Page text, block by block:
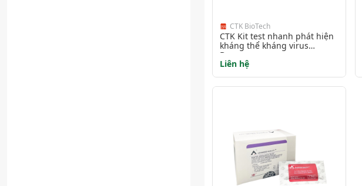
CTK BioTech
CTK Kit test nhanh phát hiện
kháng thể kháng virus
Dengue
Liên hệ